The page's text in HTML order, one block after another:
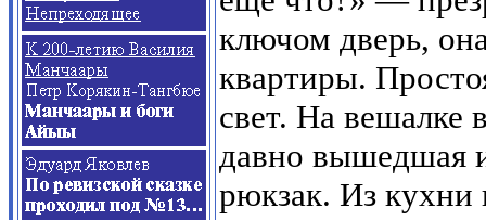
ключом дверь,
квартиры.
свет. На вешалке
давно вышедшая
рюкзак. Из кухни